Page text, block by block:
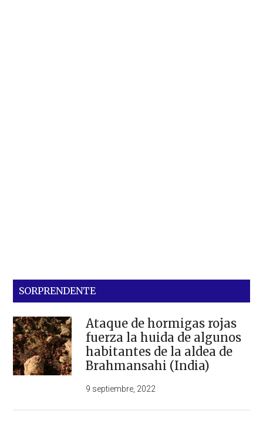
SORPRENDENTE
Ataque de hormigas rojas
fuerza la huida de algunos
habitantes de la aldea de
Brahmansahi (India)
9 septiembre, 2022